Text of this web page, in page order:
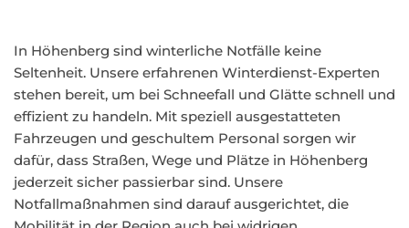
In Höhenberg sind winterliche Notfälle keine
Seltenheit. Unsere erfahrenen Winterdienst-Experten
stehen bereit, um bei Schneefall und Glätte schnell und
effizient zu handeln. Mit speziell ausgestatteten
Fahrzeugen und geschultem Personal sorgen wir
dafür, dass Straßen, Wege und Plätze in Höhenberg
jederzeit sicher passierbar sind. Unsere
Notfallmaßnahmen sind darauf ausgerichtet, die